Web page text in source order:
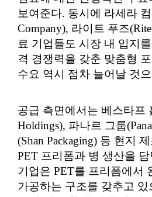
보여준다. 동시에 라세라
Company), 라이트 푸즈
료 기업들도 시장 내 입지
격 경쟁력을 갖춘 맞춤형
수요 역시 점차 늘어날 것
공급 측면에서는 베스타프
Holdings), 파나르 그룹
(Shan Packaging) 등 현지
PET 프리폼과 병 생산을
기업은 PET를 프리폼에서
가공하는 구조를 갖추고